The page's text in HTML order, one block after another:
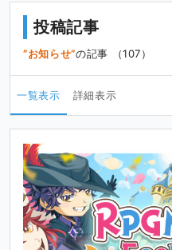
投稿記事
お知らせ の記事 （107）
一覧表示 詳細表示